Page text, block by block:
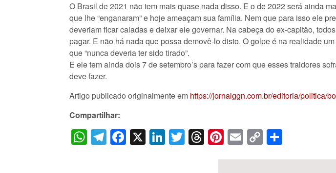
O Brasil de 2021 não tem mais quase nada disso. E o de 2022 será ainda
que lhe “enganaram” e hoje ameaçam sua família. Nem que para isso ele
deveriam ficar caladas e deixar ele governar. Na cabeça do ex-capitão,
pagar. E não há nada que possa demovê-lo disto. O golpe é na realidade
que “nunca deveria ter sido tirado”.
E ele tem ainda dois 7 de setembro’s para fazer com que esses traidores
deve fazer.
Artigo publicado originalmente em https://jornalggn.com.br/editoria/politica/
Compartilhar:
WhatsApp
Telegram
Facebook
X LinkedIn
Twitter
Threads
Pinterest
Email
Copy
Link